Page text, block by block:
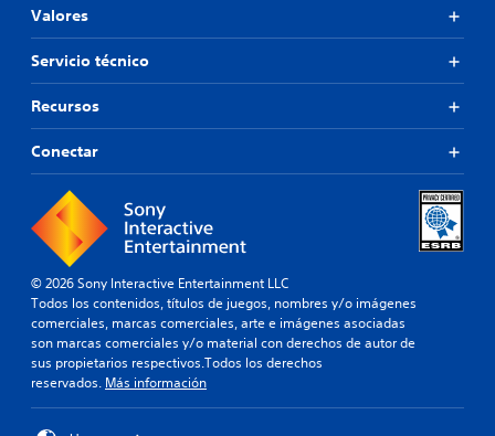
Valores
Servicio técnico
Recursos
Conectar
© 2026 Sony Interactive Entertainment LLC
Todos los contenidos, títulos de juegos, nombres y/o imágenes
comerciales, marcas comerciales, arte e imágenes asociadas
son marcas comerciales y/o material con derechos de autor de
sus propietarios respectivos.Todos los derechos
reservados. Más información